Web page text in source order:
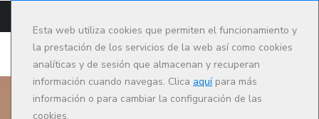
Esta web utiliza cookies que permiten el funcionamiento y
la prestación de los servicios de la web así como cookies
analíticas y de sesión que almacenan y recuperan
información cuando navegas. Clica aquípara más
información o para cambiar la configuración de las
cookies.